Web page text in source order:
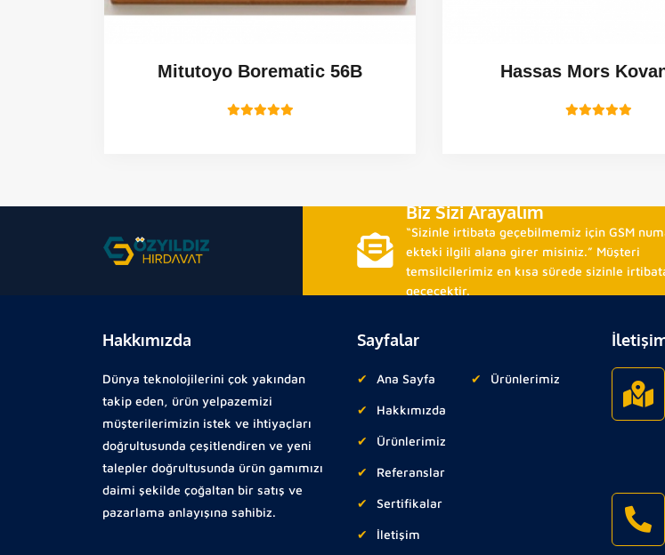
Mitutoyo Borematic 56B Hassas Mors
Biz Sizi Arayalım
“Sizinle irtibata geçebilmemiz için GSM
ekteki ilgili alana girer misiniz.” Müşteri
temsilcilerimiz en kısa sürede sizinle
geçecektir.
Hakkımızda
Dünya teknolojilerini çok yakından
takip eden, ürün yelpazemizi
müşterilerimizin istek ve ihtiyaçları
doğrultusunda çeşitlendiren ve yeni
talepler doğrultusunda ürün gamımızı
daimi şekilde çoğaltan bir satış ve
pazarlama anlayışına sahibiz.
Sayfalar
Ana Sayfa
Hakkımızda
Ürünlerimiz
Referanslar
Sertifikalar
İletişim
Ürünlerimiz